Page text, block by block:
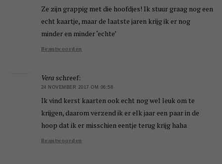
Ze zijn grappig met die hoofdjes! Ik stuur graag nog een
echt kaartje, maar de laatste jaren krijg ik er nog
minder en minder ‘echte’
Beantwoorden
Vera schreef:
24 NOVEMBER 2017 OM 06:58
Ik vind kerst kaarten ook echt nog wel leuk om te
krijgen, daarom verzend ik er elk jaar een paar in de
hoop dat ik er misschien eentje terug krijg haha
Beantwoorden